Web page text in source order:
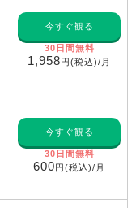
今すぐ観る
30日間無料
1,958円(税込)/月
今すぐ観る
30日間無料
600円(税込)/月